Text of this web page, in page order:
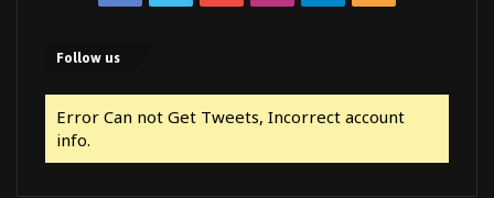
Follow us
Error Can not Get Tweets, Incorrect account
info.